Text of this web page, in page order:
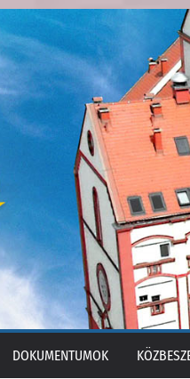
DOKUMENTUMOK